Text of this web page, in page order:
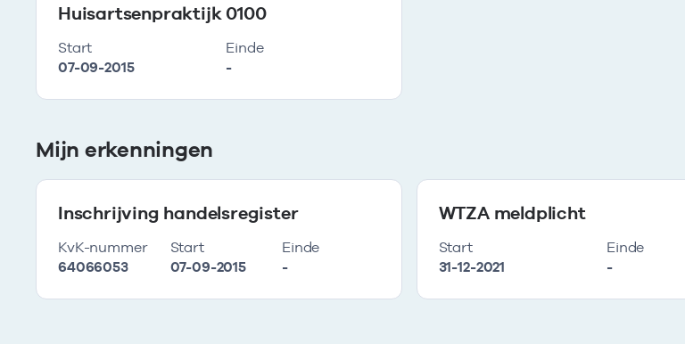
Huisartsenpraktijk 0100
Start
07-09-2015
Einde
-
Mijn erkenningen
Inschrijving handelsregister
KvK-nummer
64066053
Start
07-09-2015
Einde
-
WTZA meldplicht
Start
31-12-2021
Einde
-